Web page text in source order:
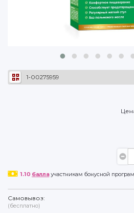
1-00275959
1.10 баллаучастникам бонусной
Самовывоз:
(бесплатно)